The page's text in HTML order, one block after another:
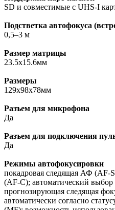
SD и совместимые с UHS-I
Подстветка автофокуса
0,5–3 м
Размер матрицы
23.5x15.6мм
Размеры
129x98x78мм
Разъем для микрофона
Да
Разъем для подключения
Да
Режимы автофокусировки
покадровая следящая АФ (AF-
(AF-C); автоматический
прогнозирующая следящая
автоматически согласно